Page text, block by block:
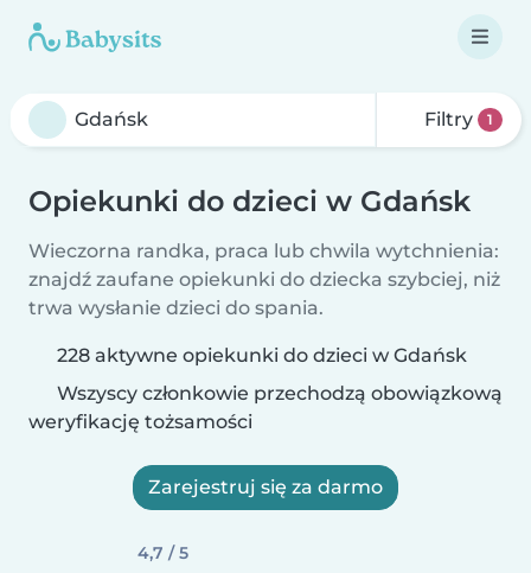
Filtry 1
Opiekunki do dzieci w Gdańsk
Wieczorna randka, praca lub chwila wytchnienia:
znajdź zaufane opiekunki do dziecka szybciej, niż
trwa wysłanie dzieci do spania.
228 aktywne opiekunki do dzieci w Gdańsk
Wszyscy członkowie przechodzą obowiązkową
weryfikację tożsamości
Zarejestruj się za darmo
4,7 / 5